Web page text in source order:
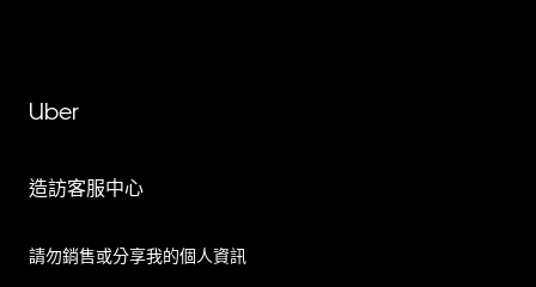
Uber
造訪客服中心
請勿銷售或分享我的個人資訊